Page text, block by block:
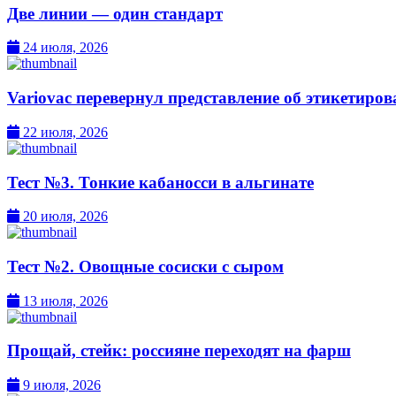
Две линии — один стандарт
24 июля, 2026
Variovac перевернул представление об
22 июля, 2026
Тест №3. Тонкие кабаносси в альгинате
20 июля, 2026
Тест №2. Овощные сосиски с сыром
13 июля, 2026
Прощай, стейк: россияне переходят на фарш
9 июля, 2026